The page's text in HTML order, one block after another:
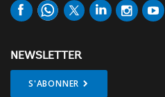
NEWSLETTER
S'ABONNER